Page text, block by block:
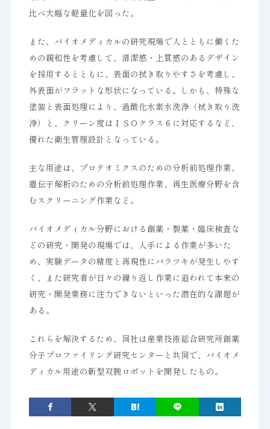
比べ大幅な軽量化を図った。
また、バイオメディカルの研究現場で人とともに働くた
めの親和性を考慮して、清潔感・上質感のあるデザイン
を採用するとともに、表面の拭き取りやすさを考慮し、
外表面がフラットな形状になっている。しかも、特殊な
塗装と表面処理により、過酸化水素水洗浄（拭き取り洗
浄）と、クリーン度はＩＳＯクラス６に対応するなど、
優れた衛生管理設計となっている。
主な用途は、プロテオミクスのための分析前処理作業、
遺伝子解析のための分析前処理作業、再生医療分野を含
むスクリーニング作業など。
バイオメディカル分野における創薬・製薬・臨床検査な
どの研究・開発の現場では、人手による作業が多いた
め、実験データの精度と再現性にバラツキが発生しやす
く、また研究者が日々の繰り返し作業に追われて本来の
研究・開発業務に注力できないといった潜在的な課題が
ある。
これらを解決するため、同社は産業技術総合研究所創薬
分子プロファイリング研究センターと共同で、バイオメ
ディカル用途の新型双腕ロボットを開発したもの。